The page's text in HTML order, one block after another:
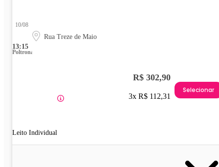
13:15
10/08
Rua Treze de Maio
Poltrona
Leito Individual
R$ 302,90
3x R$ 112,31
Selecionar